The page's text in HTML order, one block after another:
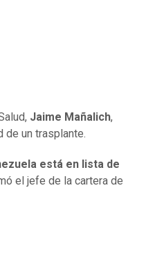
Jaime Mañalich,
un trasplante.
está en lista de
el jefe de la cartera de